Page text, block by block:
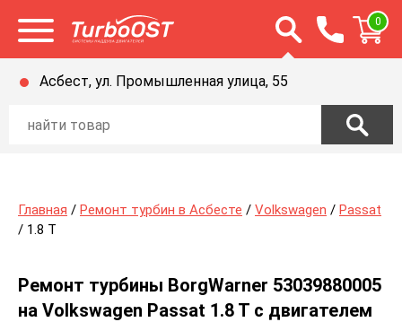
Открыть меню Открыть строку
0
Асбест, ул. Промышленная улица, 55
Главная / Ремонт турбин в Асбесте / Volkswagen / Passat
/ 1.8 T
Ремонт турбины BorgWarner 53039880005
на Volkswagen Passat 1.8 T с двигателем